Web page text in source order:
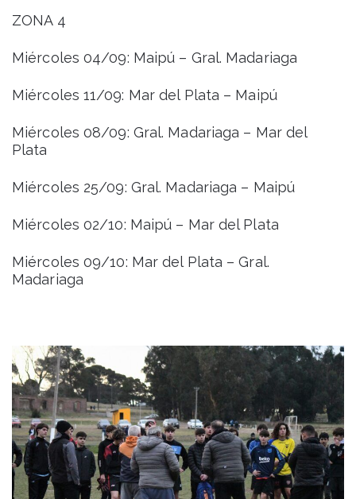
ZONA 4
Miércoles 04/09: Maipú – Gral. Madariaga
Miércoles 11/09: Mar del Plata – Maipú
Miércoles 08/09: Gral. Madariaga – Mar del
Plata
Miércoles 25/09: Gral. Madariaga – Maipú
Miércoles 02/10: Maipú – Mar del Plata
Miércoles 09/10: Mar del Plata – Gral.
Madariaga